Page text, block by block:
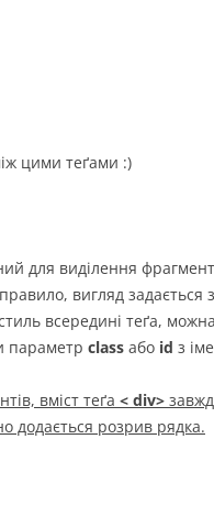
цими теґами :)
для виділення
вигляд задається
всередині теґа,
параметр class або id з
вміст теґа < div>
додається розрив рядка.